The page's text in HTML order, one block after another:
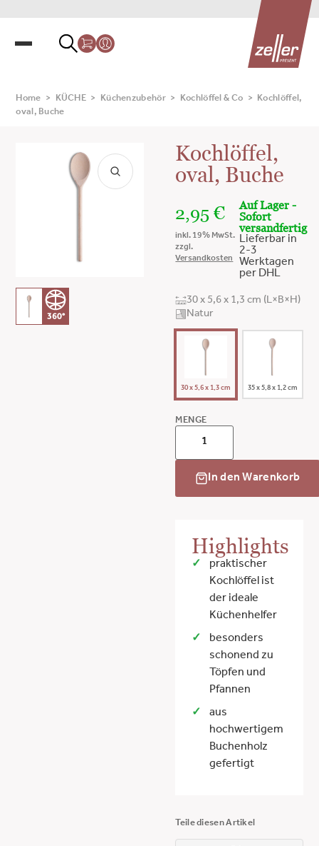
Home > KÜCHE > Küchenzubehör > Kochlöffel & Co >
Kochlöffel,
oval, Buche
360°
Kochlöffel,
oval, Buche
2,95€
inkl. 19% MwSt.
zzgl.
Versandkosten
Auf Lager -
Sofort
versandfertig
Lieferbar in
2-3
Werktagen
per DHL
30 x 5,6 x 1,3 cm (L×B×H)
Natur
30 x 5,6 x 1,3 cm 35 x 5,8 x 1,2 cm
MENGE
In den Warenkorb
Highlights
praktischer
Kochlöffel ist
der ideale
Küchenhelfer
besonders
schonend zu
Töpfen und
Pfannen
aus
hochwertigem
Buchenholz
gefertigt
Teile diesen Artikel